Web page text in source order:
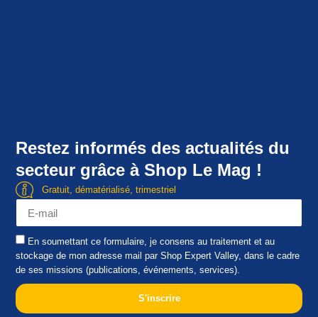
Restez informés des actualités du
secteur grâce à Shop Le Mag !
Gratuit, dématérialisé, trimestriel
En soumettant ce formulaire, je consens au traitement et au
stockage de mon adresse mail par Shop Expert Valley, dans le cadre
de ses missions (publications, événements, services).
S'inscrire